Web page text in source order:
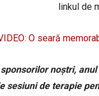
linkul de
O seară
noștri,
sesiuni de terapie